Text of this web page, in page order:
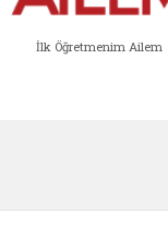
İlk Öğretmenim Ailem